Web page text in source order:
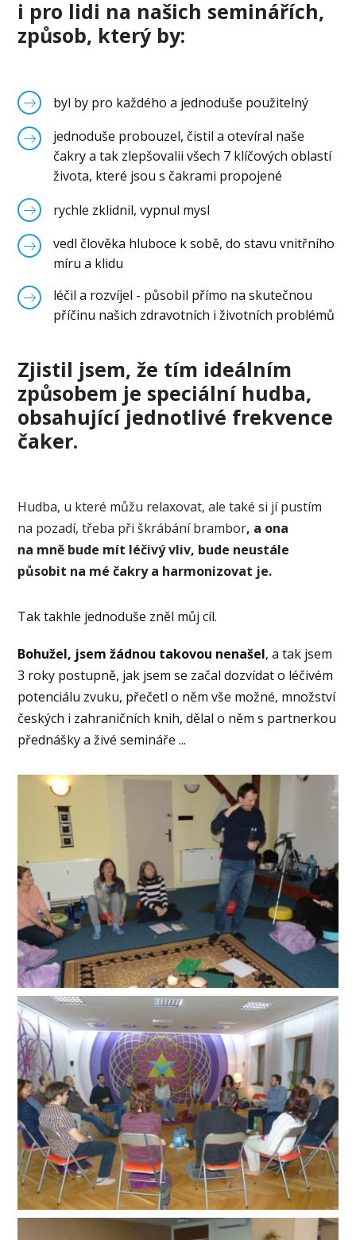
i pro lidi na našich seminářích,
způsob, který by:
byl by pro každého a jednoduše použitelný
jednoduše probouzel, čistil a otevíral naše
čakry a tak zlepšovalii všech 7 klíčových oblastí
života, které jsou s čakrami propojené
rychle zklidnil, vypnul mysl
vedl člověka hluboce k sobě, do stavu vnitřního
míru a klidu
léčil a rozvíjel - působil přímo na skutečnou
příčinu našich zdravotních i životních problémů
Zjistil jsem, že tím ideálním
způsobem je speciální hudba,
obsahující jednotlivé frekvence
čaker.
Hudba, u které můžu relaxovat, ale také si jí pustím
na pozadí, třeba při škrábání brambor, a ona
na mně bude mít léčivý vliv, bude neustále
působit na mé čakry a harmonizovat je.
Tak takhle jednoduše zněl můj cíl.
Bohužel, jsem žádnou takovou nenašel, a tak jsem
3 roky postupně, jak jsem se začal dozvídat o léčivém
potenciálu zvuku, přečetl o něm vše možné, množství
českých i zahraničních knih, dělal o něm s partnerkou
přednášky a živé semináře ...